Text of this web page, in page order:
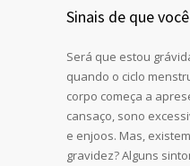
Sinais de que
Será que estou
quando o ciclo
corpo começa a
cansaço, sono
e enjoos. Mas,
gravidez? Alguns